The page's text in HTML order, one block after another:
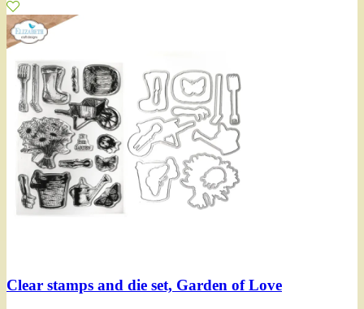
Clear stamps and die set, Garden of Love